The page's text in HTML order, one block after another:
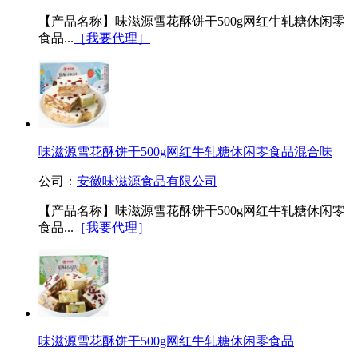
【产品名称】味滋源雪花酥饼干500g网红牛轧糖休闲零
食品... ［我要代理］
味滋源雪花酥饼干500g网红牛轧糖休闲零食品混合味
公司： 安徽味滋源食品有限公司
【产品名称】味滋源雪花酥饼干500g网红牛轧糖休闲零
食品... ［我要代理］
味滋源雪花酥饼干500g网红牛轧糖休闲零食品